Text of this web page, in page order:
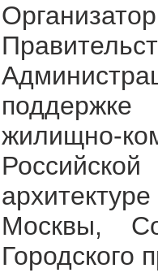
поддержке
жилищно-
Москвы,
Городского